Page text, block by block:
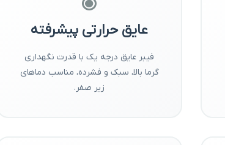
عایق حرارتی پیشرفته
فیبر عایق درجه یک با قدرت نگهداری
گرما بالا، سبک و فشرده، مناسب دماهای
زیر صفر.